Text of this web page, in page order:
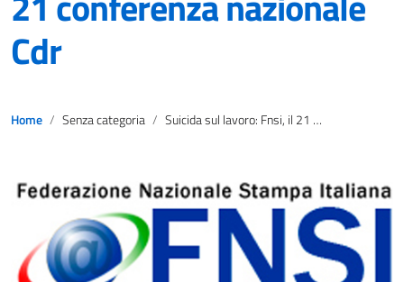
Cdr
Home Senza categoria Suicida sul lavoro: Fnsi, il 21 conferenza nazionale Cdr